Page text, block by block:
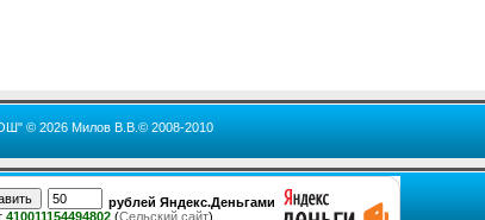
© 2026 Милов В.В.© 2008-2010
рублей Яндекс.Деньгами
410011154494802 (Сельский сайт)